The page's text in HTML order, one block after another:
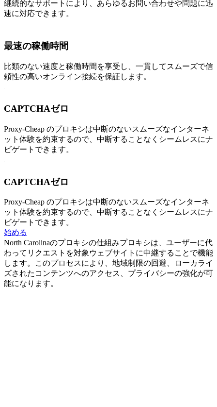
継続的なサポートにより、あらゆるお問い合わせや問題に迅
速に対応できます。
最速の稼働時間
比類のない速度と稼働時間を享受し、一貫してスムーズで信
頼性の高いオンライン接続を保証します。
CAPTCHAゼロ
Proxy-Cheap のプロキシは中断のないスムーズなインターネ
ット体験を約束するので、中断することなくシームレスにナ
ビゲートできます。
CAPTCHAゼロ
Proxy-Cheap のプロキシは中断のないスムーズなインターネ
ット体験を約束するので、中断することなくシームレスにナ
ビゲートできます。
始める
North Carolinaのプロキシの仕組みプロキシは、ユーザーに代
わってリクエストを対象ウェブサイトに中継することで機能
します。このプロセスにより、地域制限の回避、ローカライ
ズされたコンテンツへのアクセス、プライバシーの強化が可
能になります。